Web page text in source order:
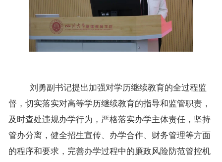
刘勇副书记提出加强对学历继续教育的全过程监
督，切实落实对高等学历继续教育的指导和监管职责，
及时查处违规办学行为，严格落实办学主体责任，坚持
管办分离，健全招生宣传、办学合作、财务管理等方面
的程序和要求，完善办学过程中的廉政风险防范管控机